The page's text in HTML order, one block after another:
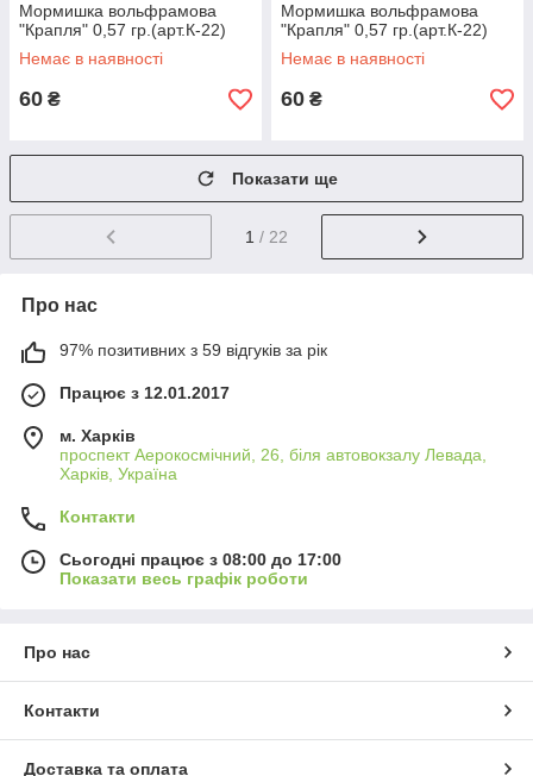
Мормишка вольфрамова
"Крапля" 0,57 гр.(арт.К-22)
Немає в наявності
60 ₴
Мормишка вольфрамова
"Крапля" 0,57 гр.(арт.К-22)
Немає в наявності
60 ₴
Показати ще
1 / 22
Про нас
97% позитивних з 59 відгуків за рік
Працює з 12.01.2017
м. Харків
проспект Аерокосмічний, 26, біля автовокзалу Левада,
Харків, Україна
Контакти
Сьогодні працює з 08:00 до 17:00
Показати весь графік роботи
Про нас
Контакти
Доставка та оплата